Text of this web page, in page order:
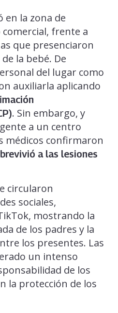
en la zona de
frente a
que presenciaron
la bebé. De
del lugar como
auxiliarla aplicando
. Sin embargo, y
a un centro
médicos confirmaron
a las lesiones
circularon
sociales,
mostrando la
de los padres y la
los presentes. Las
un intenso
de los
la protección de los